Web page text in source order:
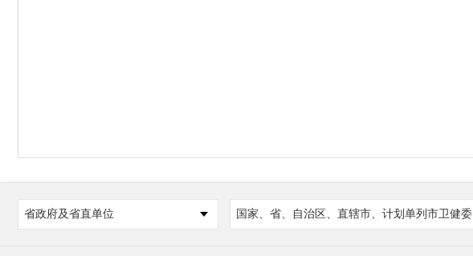
省政府及省直单位 国家、省、自治区、直辖市、计划单列市卫健委